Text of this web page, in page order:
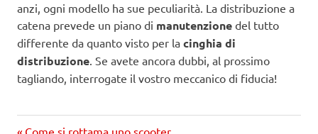
anzi, ogni modello ha sue peculiarità. La distribuzione a
catena prevede un piano di manutenzione del tutto
differente da quanto visto per la cinghia di
distribuzione. Se avete ancora dubbi, al prossimo
tagliando, interrogate il vostro meccanico di fiducia!
Precedente
Come si rottama uno scooter